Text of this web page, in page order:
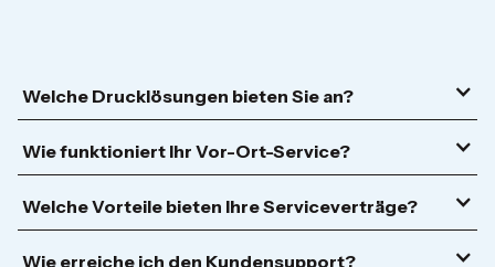
Welche Drucklösungen bieten Sie an?
Wie funktioniert Ihr Vor-Ort-Service?
Welche Vorteile bieten Ihre Serviceverträge?
Wie erreiche ich den Kundensupport?